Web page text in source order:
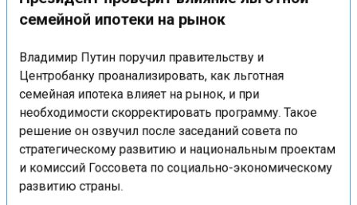
семейной ипотеки на рынок
Владимир Путин поручил правительству и
Центробанку проанализировать, как льготная
семейная ипотека влияет на рынок, и при
необходимости скорректировать программу. Такое
решение он озвучил после заседаний совета по
стратегическому развитию и национальным проектам
и комиссий Госсовета по социально-экономическому
развитию страны.